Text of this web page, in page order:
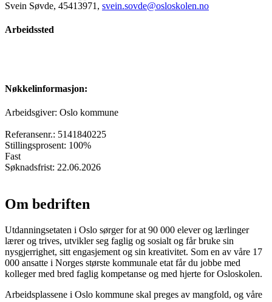
Svein Søvde, 45413971, svein.sovde@osloskolen.no
Arbeidssted
Nøkkelinformasjon:
Arbeidsgiver: Oslo kommune
Referansenr.: 5141840225
Stillingsprosent: 100%
Fast
Søknadsfrist: 22.06.2026
Om bedriften
Utdanningsetaten i Oslo sørger for at 90 000 elever og lærlinger
lærer og trives, utvikler seg faglig og sosialt og får bruke sin
nysgjerrighet, sitt engasjement og sin kreativitet. Som en av våre 17
000 ansatte i Norges største kommunale etat får du jobbe med
kolleger med bred faglig kompetanse og med hjerte for Osloskolen.
Arbeidsplassene i Oslo kommune skal preges av mangfold, og våre